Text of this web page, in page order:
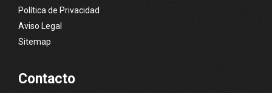
Política de Privacidad
Aviso Legal
Sitemap
Contacto